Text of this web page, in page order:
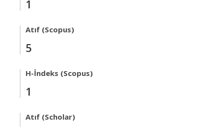
1
Atıf (Scopus)
5
H-İndeks (Scopus)
1
Atıf (Scholar)